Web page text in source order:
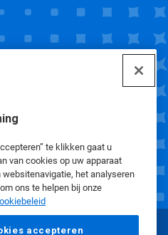
te klikken gaat u
van cookies op uw apparaat
websitenavigatie, het analyseren
ons te helpen bij onze
accepteren